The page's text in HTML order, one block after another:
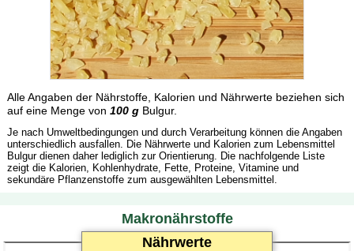
Alle Angaben der Nährstoffe, Kalorien und Nährwerte beziehen sich
auf eine Menge von 100 gBulgur.
Je nach Umweltbedingungen und durch Verarbeitung können die Angaben
unterschiedlich ausfallen. Die Nährwerte und Kalorien zum Lebensmittel
Bulgur dienen daher lediglich zur Orientierung. Die nachfolgende Liste
zeigt die Kalorien, Kohlenhydrate, Fette, Proteine, Vitamine und
sekundäre Pflanzenstoffe zum ausgewählten Lebensmittel.
Makronährstoffe
Nährwerte